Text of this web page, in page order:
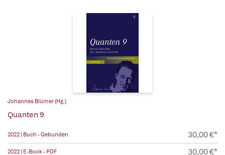
Johannes Blümer (Hg.)
Quanten 9
2022 | Buch - Gebunden 30,00 €*
2022 | E-Book - PDF 30,00 €*